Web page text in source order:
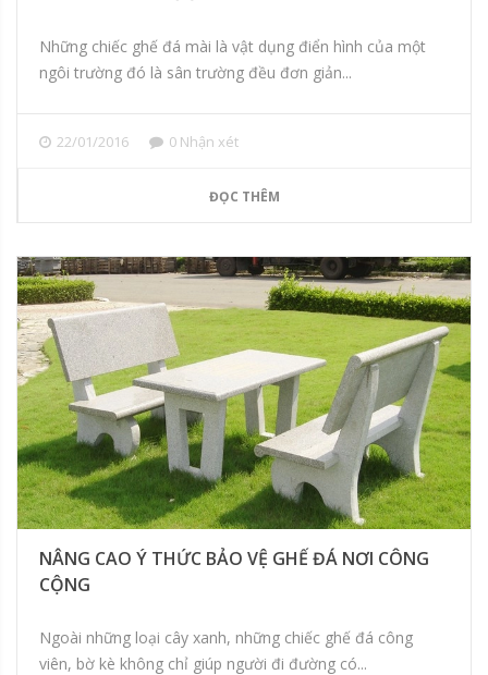
Những chiếc ghế đá mài là vật dụng điển hình của một
ngôi trường đó là sân trường đều đơn giản...
22/01/2016 0 Nhận xét
ĐỌC THÊM
NÂNG CAO Ý THỨC BẢO VỆ GHẾ ĐÁ NƠI CÔNG
CỘNG
Ngoài những loại cây xanh, những chiếc ghế đá công
viên, bờ kè không chỉ giúp người đi đường có...